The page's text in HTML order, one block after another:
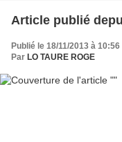
Publié le 18/11/2013 à 10:56
Par LO TAURE ROGE